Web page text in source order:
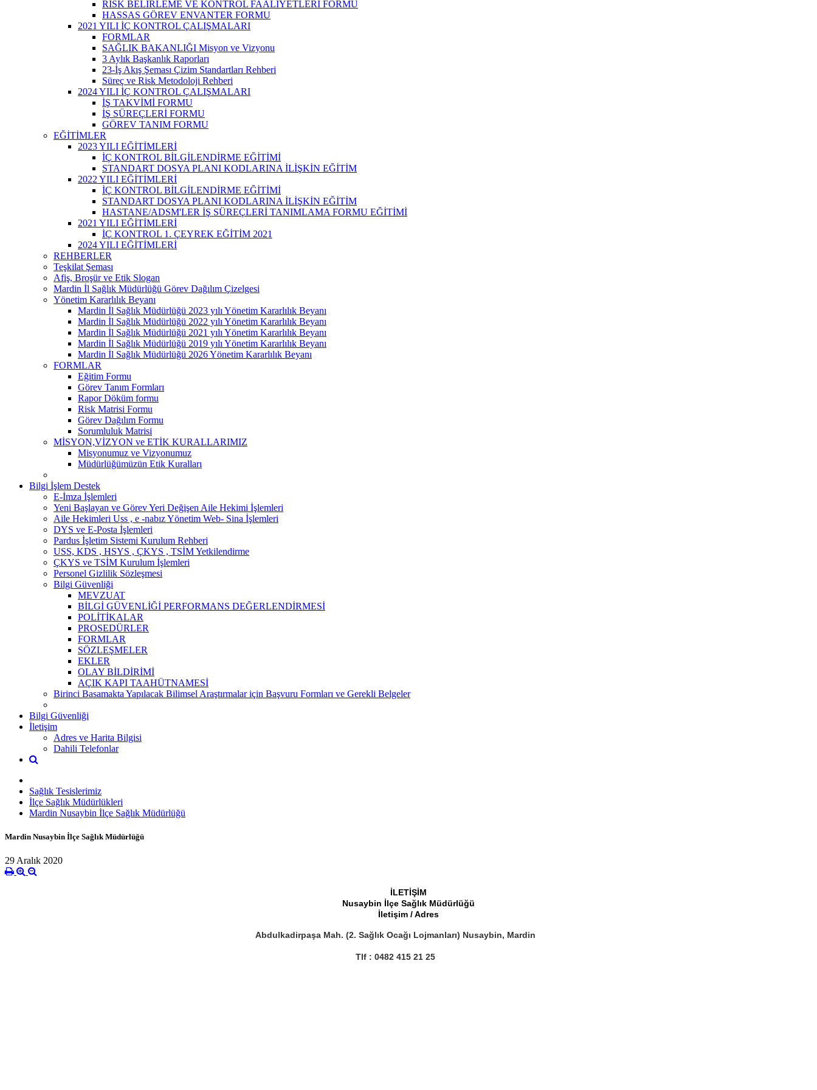
RİSK BELİRLEME VE KONTROL FAALİYETLERİ FORMU
HASSAS GÖREV ENVANTER FORMU
2021 YILI İÇ KONTROL ÇALIŞMALARI
FORMLAR
SAĞLIK BAKANLIĞI Misyon ve Vizyonu
3 Aylık Başkanlık Raporları
23-İş Akış Şeması Çizim Standartları Rehberi
Süreç ve Risk Metodoloji Rehberi
2024 YILI İÇ KONTROL ÇALIŞMALARI
İŞ TAKVİMİ FORMU
İŞ SÜREÇLERİ FORMU
GÖREV TANIM FORMU
EĞİTİMLER
2023 YILI EĞİTİMLERİ
İÇ KONTROL BİLGİLENDİRME EĞİTİMİ
STANDART DOSYA PLANI KODLARINA İLİŞKİN EĞİTİM
2022 YILI EĞİTİMLERİ
İÇ KONTROL BİLGİLENDİRME EĞİTİMİ
STANDART DOSYA PLANI KODLARINA İLİŞKİN EĞİTİM
HASTANE/ADSM'LER İŞ SÜREÇLERİ TANIMLAMA FORMU EĞİTİMİ
2021 YILI EĞİTİMLERİ
İÇ KONTROL 1. ÇEYREK EĞİTİM 2021
2024 YILI EĞİTİMLERİ
REHBERLER
Teşkilat Şeması
Afiş, Broşür ve Etik Slogan
Mardin İl Sağlık Müdürlüğü Görev Dağılım Çizelgesi
Yönetim Kararlılık Beyanı
Mardin İl Sağlık Müdürlüğü 2023 yılı Yönetim Kararlılık Beyanı
Mardin İl Sağlık Müdürlüğü 2022 yılı Yönetim Kararlılık Beyanı
Mardin İl Sağlık Müdürlüğü 2021 yılı Yönetim Kararlılık Beyanı
Mardin İl Sağlık Müdürlüğü 2019 yılı Yönetim Kararlılık Beyanı
Mardin İl Sağlık Müdürlüğü 2026 Yönetim Kararlılık Beyanı
FORMLAR
Eğitim Formu
Görev Tanım Formları
Rapor Döküm formu
Risk Matrisi Formu
Görev Dağılım Formu
Sorumluluk Matrisi
MİSYON,VİZYON ve ETİK KURALLARIMIZ
Misyonumuz ve Vizyonumuz
Müdürlüğümüzün Etik Kuralları
Bilgi İşlem Destek
E-İmza İşlemleri
Yeni Başlayan ve Görev Yeri Değişen Aile Hekimi İşlemleri
Aile Hekimleri Uss , e -nabız Yönetim Web- Sina İşlemleri
DYS ve E-Posta İşlemleri
Pardus İşletim Sistemi Kurulum Rehberi
USS, KDS , HSYS , ÇKYS , TSİM Yetkilendirme
ÇKYS ve TSİM Kurulum İşlemleri
Personel Gizlilik Sözleşmesi
Bilgi Güvenliği
MEVZUAT
BİLGİ GÜVENLİĞİ PERFORMANS DEĞERLENDİRMESİ
POLİTİKALAR
PROSEDÜRLER
FORMLAR
SÖZLEŞMELER
EKLER
OLAY BİLDİRİMİ
AÇIK KAPI TAAHÜTNAMESİ
Birinci Basamakta Yapılacak Bilimsel Araştırmalar için Başvuru Formları ve Gerekli Belgeler
Bilgi Güvenliği
İletişim
Adres ve Harita Bilgisi
Dahili Telefonlar
Sağlık Tesislerimiz
İlçe Sağlık Müdürlükleri
Mardin Nusaybin İlçe Sağlık Müdürlüğü
Mardin Nusaybin İlçe Sağlık Müdürlüğü
29 Aralık 2020
İLETİŞİM
Nusaybin İlçe Sağlık Müdürlüğü
İletişim / Adres
Abdulkadirpaşa Mah. (2. Sağlık Ocağı Lojmanları) Nusaybin, Mardin
Tlf : 0482 415 21 25